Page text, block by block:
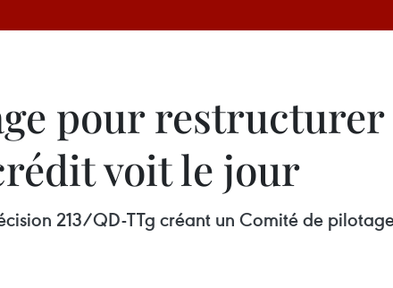
pour restructurer
voit le jour
213/QD-TTg créant un Comité de